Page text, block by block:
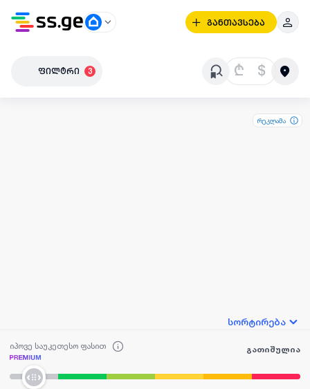
განთავსება
ფილტრი 3 ₾ $
რეკლამა
სორტირება
იპოვე საუკეთესო ფასით გათიშულია